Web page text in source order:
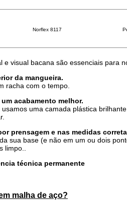
Norflex 8117
e visual bacana são essenciais para
da mangueira.
racha com o tempo.
acabamento melhor.
uma camada plástica
prensagem e nas medidas
sua base (e não em um ou dois
limpo..
técnica permanente
malha de aço?